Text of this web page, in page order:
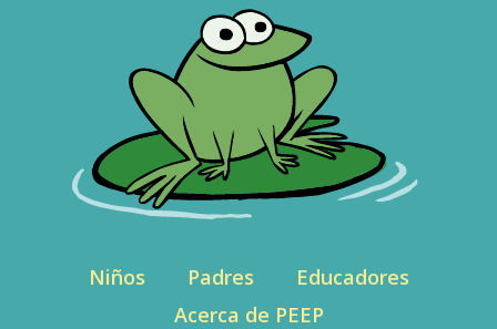
Niños Padres
Educadores
Acerca de PEEP